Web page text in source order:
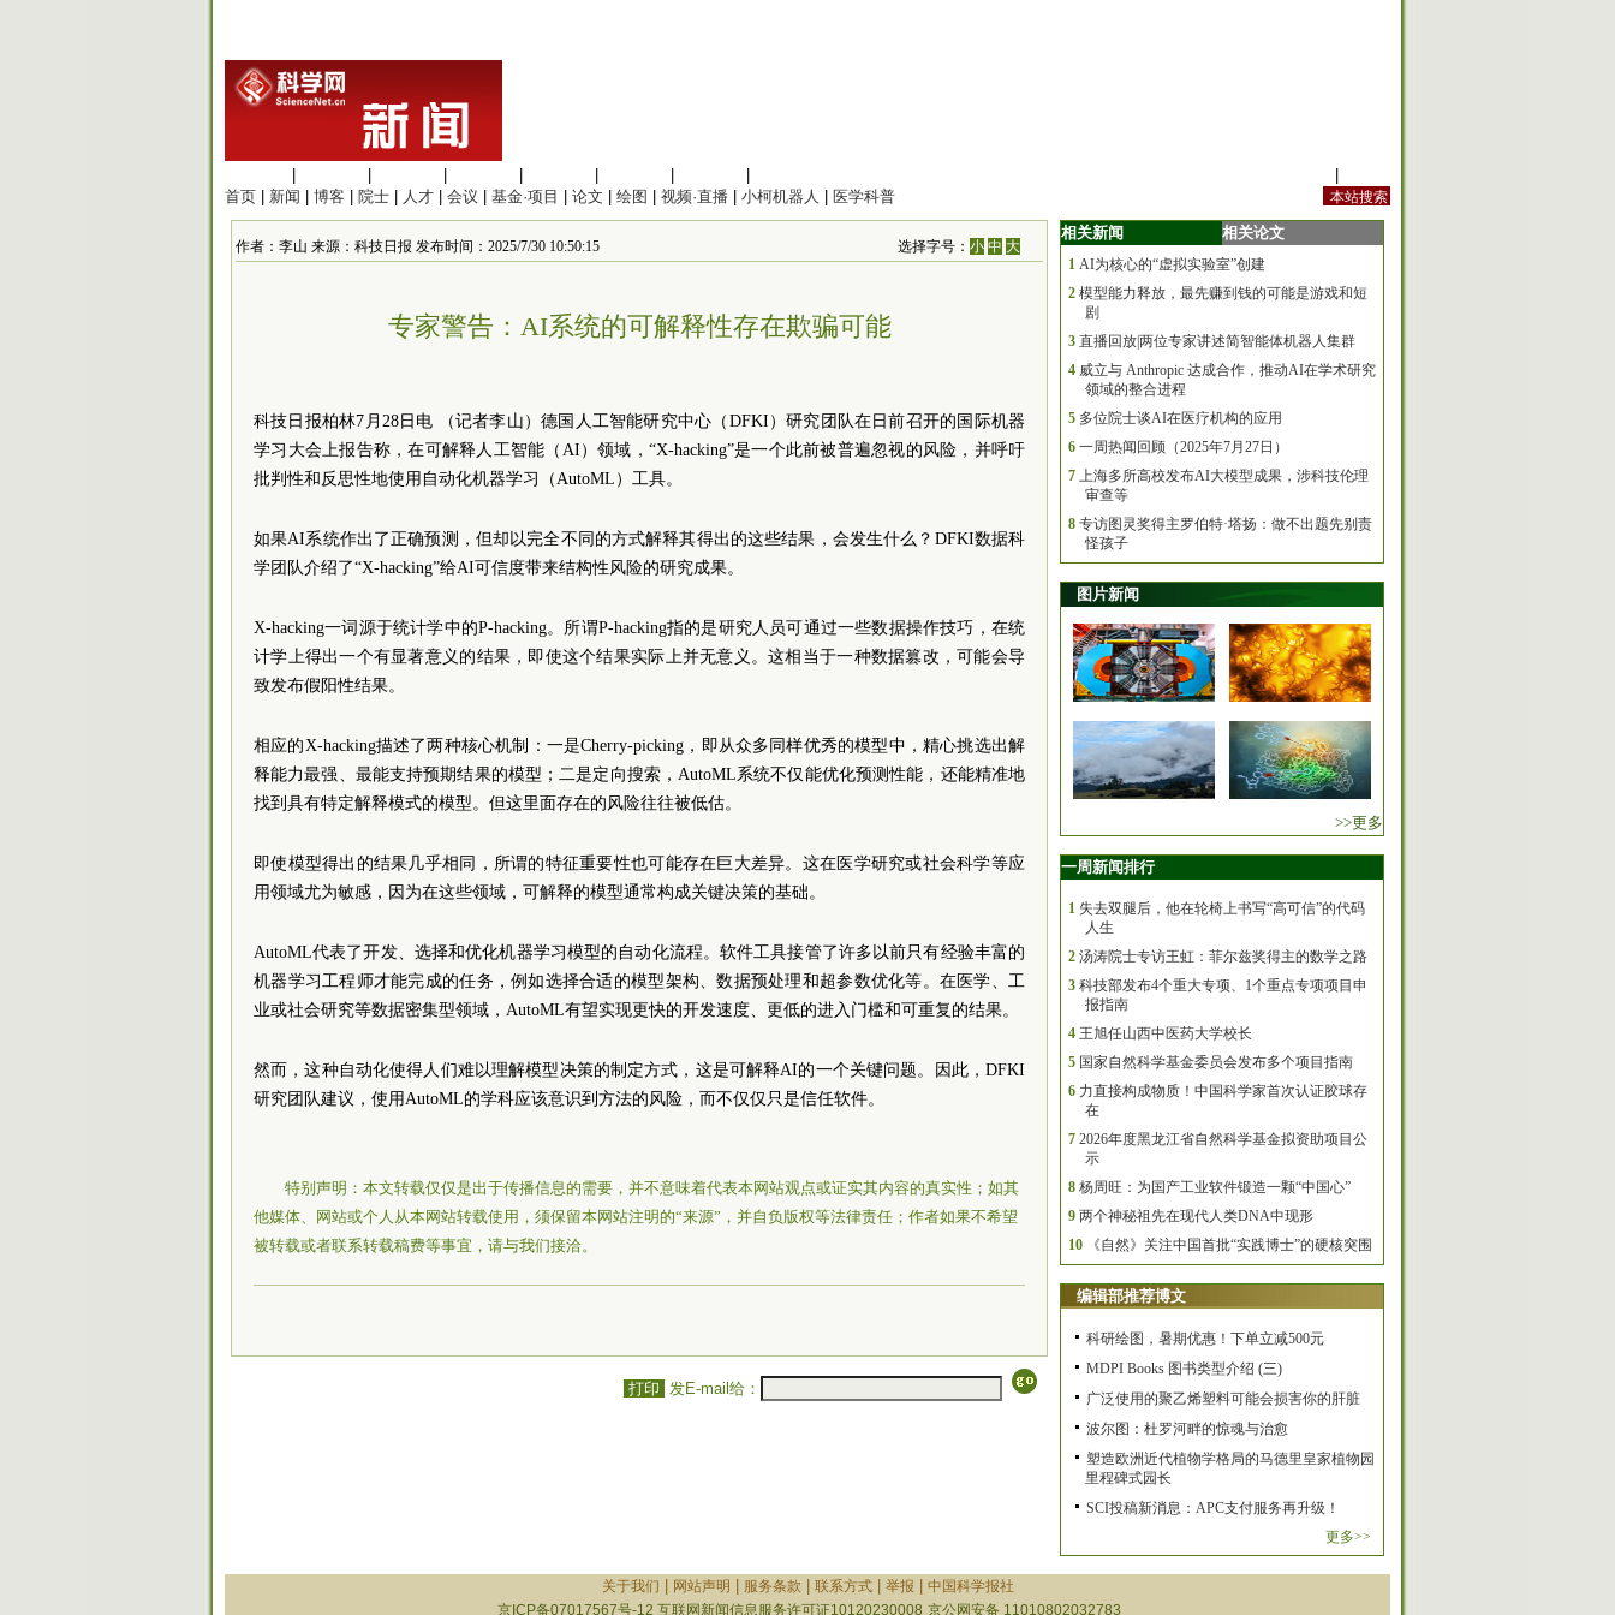
首页
新闻 博客 院士 人才 会议 基金·项目 论文 绘图 视频·直播 小柯机器人 医学科普
作者：李山 来源：科技日报 发布时间：2025/7/30 10:50:15 选择字号：小 中 大
专家警告：AI系统的可解释性存在欺骗可能
科技日报柏林7月28日电 （记者李山）德国人工智能研究中心（DFKI）研究团队在日前召开的国际机器
学习大会上报告称，在可解释人工智能（AI）领域，“X-hacking”是一个此前被普遍忽视的风险，并呼吁
批判性和反思性地使用自动化机器学习（AutoML）工具。
如果AI系统作出了正确预测，但却以完全不同的方式解释其得出的这些结果，会发生什么？DFKI数据科
学团队介绍了“X-hacking”给AI可信度带来结构性风险的研究成果。
X-hacking一词源于统计学中的P-hacking。所谓P-hacking指的是研究人员可通过一些数据操作技巧，在统
计学上得出一个有显著意义的结果，即使这个结果实际上并无意义。这相当于一种数据篡改，可能会导
致发布假阳性结果。
相应的X-hacking描述了两种核心机制：一是Cherry-picking，即从众多同样优秀的模型中，精心挑选出解
释能力最强、最能支持预期结果的模型；二是定向搜索，AutoML系统不仅能优化预测性能，还能精准地
找到具有特定解释模式的模型。但这里面存在的风险往往被低估。
即使模型得出的结果几乎相同，所谓的特征重要性也可能存在巨大差异。这在医学研究或社会科学等应
用领域尤为敏感，因为在这些领域，可解释的模型通常构成关键决策的基础。
AutoML代表了开发、选择和优化机器学习模型的自动化流程。软件工具接管了许多以前只有经验丰富的
机器学习工程师才能完成的任务，例如选择合适的模型架构、数据预处理和超参数优化等。在医学、工
业或社会研究等数据密集型领域，AutoML有望实现更快的开发速度、更低的进入门槛和可重复的结果。
然而，这种自动化使得人们难以理解模型决策的制定方式，这是可解释AI的一个关键问题。因此，DFKI
研究团队建议，使用AutoML的学科应该意识到方法的风险，而不仅仅只是信任软件。
特别声明：本文转载仅仅是出于传播信息的需要，并不意味着代表本网站观点或证实其内容的真实性；如其
他媒体、网站或个人从本网站转载使用，须保留本网站注明的“来源”，并自负版权等法律责任；作者如果不希望
被转载或者联系转载稿费等事宜，请与我们接洽。
打印 发E-mail给：
相关新闻 相关论文
1 AI为核心的“虚拟实验室”创建
2 模型能力释放，最先赚到钱的可能是游戏和短
剧
3 直播回放|两位专家讲述简智能体机器人集群
4 威立与 Anthropic 达成合作，推动AI在学术研究
领域的整合进程
5 多位院士谈AI在医疗机构的应用
6 一周热闻回顾（2025年7月27日）
7 上海多所高校发布AI大模型成果，涉科技伦理
审查等
8 专访图灵奖得主罗伯特·塔扬：做不出题先别责
怪孩子
图片新闻
>>更多
一周新闻排行
1 失去双腿后，他在轮椅上书写“高可信”的代码
人生
2 汤涛院士专访王虹：菲尔兹奖得主的数学之路
3 科技部发布4个重大专项、1个重点专项项目申
报指南
4 王旭任山西中医药大学校长
5 国家自然科学基金委员会发布多个项目指南
6 力直接构成物质！中国科学家首次认证胶球存
在
7 2026年度黑龙江省自然科学基金拟资助项目公
示
8 杨周旺：为国产工业软件锻造一颗“中国心”
9 两个神秘祖先在现代人类DNA中现形
10
《自然》关注中国首批“实践博士”的硬核突围
编辑部推荐博文
科研绘图，暑期优惠！下单立减500元
MDPI Books 图书类型介绍 (三)
广泛使用的聚乙烯塑料可能会损害你的肝脏
波尔图：杜罗河畔的惊魂与治愈
塑造欧洲近代植物学格局的马德里皇家植物园
里程碑式园长
SCI投稿新消息：APC支付服务再升级！
更多>>
关于我们 网站声明 服务条款 联系方式| 举报
中国科学报社
京ICP备07017567号-12 互联网新闻信息服务许可证10120230008 京公网安备 11010802032783